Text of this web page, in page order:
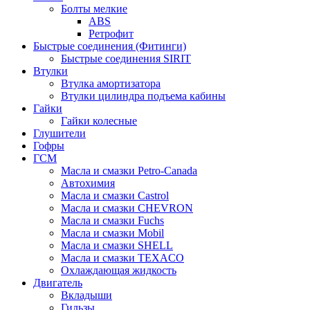
Болты мелкие
ABS
Ретрофит
Быстрые соединения (Фитинги)
Быстрые соединения SIRIT
Втулки
Втулка амортизатора
Втулки цилиндра подъема кабины
Гайки
Гайки колесные
Глушители
Гофры
ГСМ
Масла и смазки Petro-Canada
Автохимия
Масла и смазки Castrol
Масла и смазки CHEVRON
Масла и смазки Fuchs
Масла и смазки Mobil
Масла и смазки SHELL
Масла и смазки TEXACO
Охлаждающая жидкость
Двигатель
Вкладыши
Гильзы